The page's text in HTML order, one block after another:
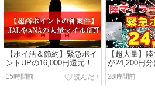
【ポイ活＆節約】緊急ポイ
ントUPの16,000円還元！ |
JALマイルやANAマイルが
貯まるチャンス到来。
15時間前
【超大量】
が24,200円分
ップ！ | JAL
マイルが貯ま
元が始まって
28時間前